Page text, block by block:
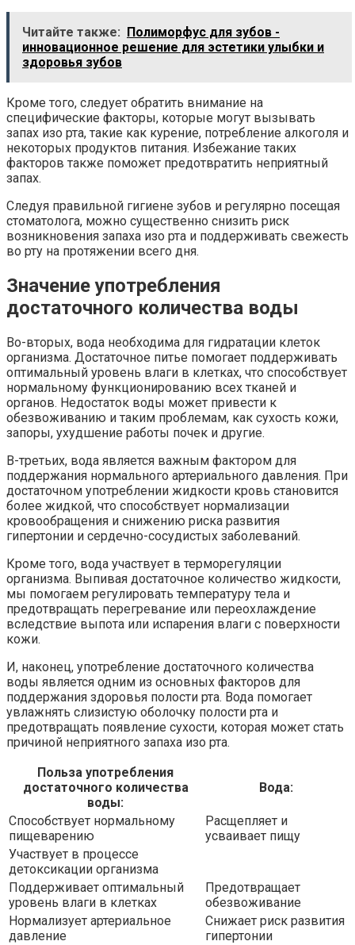
Читайте также: Полиморфус для зубов -
инновационное решение для эстетики улыбки и
здоровья зубов
Кроме того, следует обратить внимание на
специфические факторы, которые могут вызывать
запах изо рта, такие как курение, потребление алкоголя и
некоторых продуктов питания. Избежание таких
факторов также поможет предотвратить неприятный
запах.
Следуя правильной гигиене зубов и регулярно посещая
стоматолога, можно существенно снизить риск
возникновения запаха изо рта и поддерживать свежесть
во рту на протяжении всего дня.
Значение употребления
достаточного количества воды
Во-вторых, вода необходима для гидратации клеток
организма. Достаточное питье помогает поддерживать
оптимальный уровень влаги в клетках, что способствует
нормальному функционированию всех тканей и
органов. Недостаток воды может привести к
обезвоживанию и таким проблемам, как сухость кожи,
запоры, ухудшение работы почек и другие.
В-третьих, вода является важным фактором для
поддержания нормального артериального давления. При
достаточном употреблении жидкости кровь становится
более жидкой, что способствует нормализации
кровообращения и снижению риска развития
гипертонии и сердечно-сосудистых заболеваний.
Кроме того, вода участвует в терморегуляции
организма. Выпивая достаточное количество жидкости,
мы помогаем регулировать температуру тела и
предотвращать перегревание или переохлаждение
вследствие выпота или испарения влаги с поверхности
кожи.
И, наконец, употребление достаточного количества
воды является одним из основных факторов для
поддержания здоровья полости рта. Вода помогает
увлажнять слизистую оболочку полости рта и
предотвращать появление сухости, которая может стать
причиной неприятного запаха изо рта.
Польза употребления
достаточного количества
воды:
Вода:
Способствует нормальному
пищеварению
Расщепляет и
усваивает пищу
Участвует в процессе
детоксикации организма
Поддерживает оптимальный
уровень влаги в клетках
Предотвращает
обезвоживание
Нормализует артериальное
давление
Снижает риск развития
гипертонии